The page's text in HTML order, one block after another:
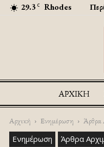
29.3 C Rhodes
ΑΡΧΙΚΉ
Αρχική Ενημέρωση Άρθρα
Ενημέρωση Άρθρα